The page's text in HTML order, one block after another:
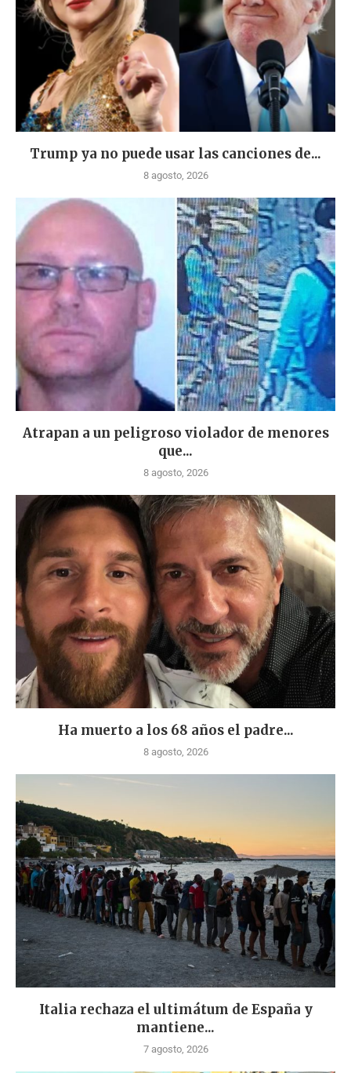
Trump ya no puede usar las canciones de...
8 agosto, 2026
Atrapan a un peligroso violador de menores
que...
8 agosto, 2026
Ha muerto a los 68 años el padre...
8 agosto, 2026
Italia rechaza el ultimátum de España y
mantiene...
7 agosto, 2026